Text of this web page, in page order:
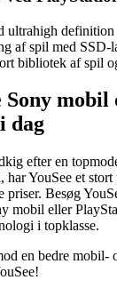
ultrahigh definition
af spil med SSD-
bibliotek af spil
mobil
dag
efter en
har YouSee et
Besøg
mobil eller
i topklasse.
en bedre mobil-